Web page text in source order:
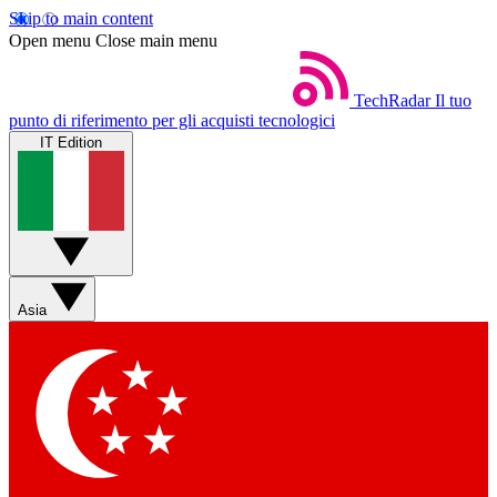
Skip to main content
Open menu Close main menu
TechRadar Il tuo
punto di riferimento per gli acquisti tecnologici
IT Edition
Asia